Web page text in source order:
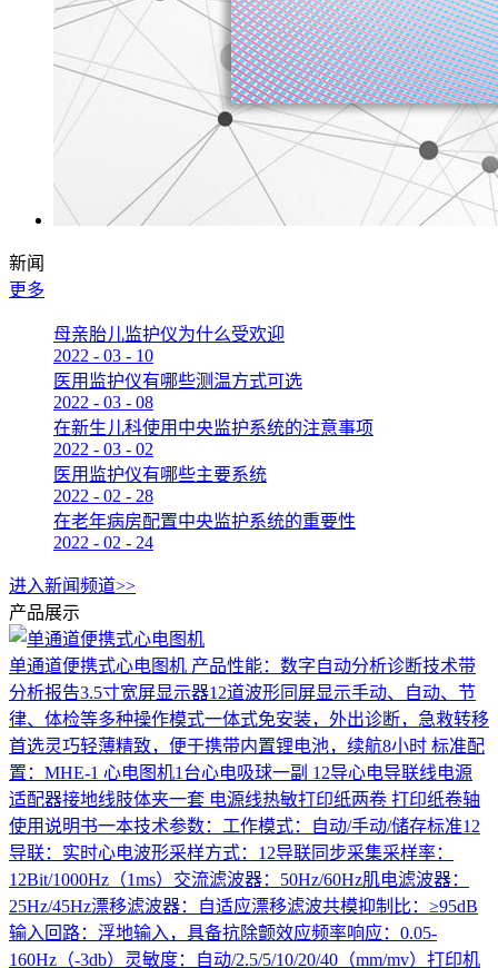
新闻
更多
母亲胎儿监护仪为什么受欢迎
2022 - 03 - 10
医用监护仪有哪些测温方式可选
2022 - 03 - 08
在新生儿科使用中央监护系统的注意事项
2022 - 03 - 02
医用监护仪有哪些主要系统
2022 - 02 - 28
在老年病房配置中央监护系统的重要性
2022 - 02 - 24
进入新闻频道>>
产品展示
单通道便携式心电图机 产品性能：数字自动分析诊断技术带
分析报告3.5寸宽屏显示器12道波形同屏显示手动、自动、节
律、体检等多种操作模式一体式免安装，外出诊断，急救转移
首选灵巧轻薄精致，便于携带内置锂电池，续航8小时 标准配
置：MHE-1 心电图机1台心电吸球一副 12导心电导联线电源
适配器接地线肢体夹一套 电源线热敏打印纸两卷 打印纸卷轴
使用说明书一本技术参数：工作模式：自动/手动/储存标准12
导联：实时心电波形采样方式：12导联同步采集采样率：
12Bit/1000Hz（1ms）交流滤波器：50Hz/60Hz肌电滤波器：
25Hz/45Hz漂移滤波器：自适应漂移滤波共模抑制比：≥95dB
输入回路：浮地输入，具备抗除颤效应频率响应：0.05-
160Hz（-3db）灵敏度：自动/2.5/5/10/20/40（mm/mv）打印机